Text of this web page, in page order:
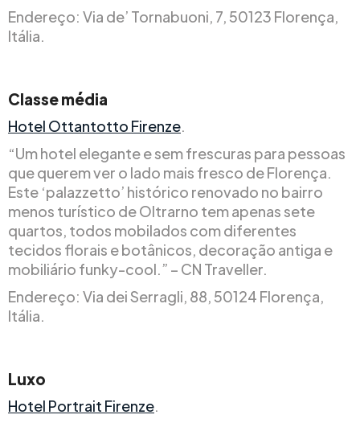
Endereço: Via de’ Tornabuoni, 7, 50123 Florença,
Itália.
Classe média
Hotel Ottantotto Firenze.
“Um hotel elegante e sem frescuras para pessoas
que querem ver o lado mais fresco de Florença.
Este ‘palazzetto’ histórico renovado no bairro
menos turístico de Oltrarno tem apenas sete
quartos, todos mobilados com diferentes
tecidos florais e botânicos, decoração antiga e
mobiliário funky-cool.” – CN Traveller.
Endereço: Via dei Serragli, 88, 50124 Florença,
Itália.
Luxo
Hotel Portrait Firenze.